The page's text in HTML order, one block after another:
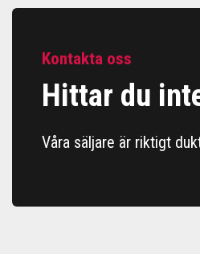
Kontakta oss
Hittar du
Våra säljare är riktigt